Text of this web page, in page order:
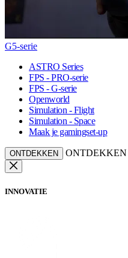
G5-serie
ASTRO Series
FPS - PRO-serie
FPS - G-serie
Openworld
Simulation - Flight
Simulation - Space
Maak je gamingset-up
ONTDEKKEN ONTDEKKEN
INNOVATIE